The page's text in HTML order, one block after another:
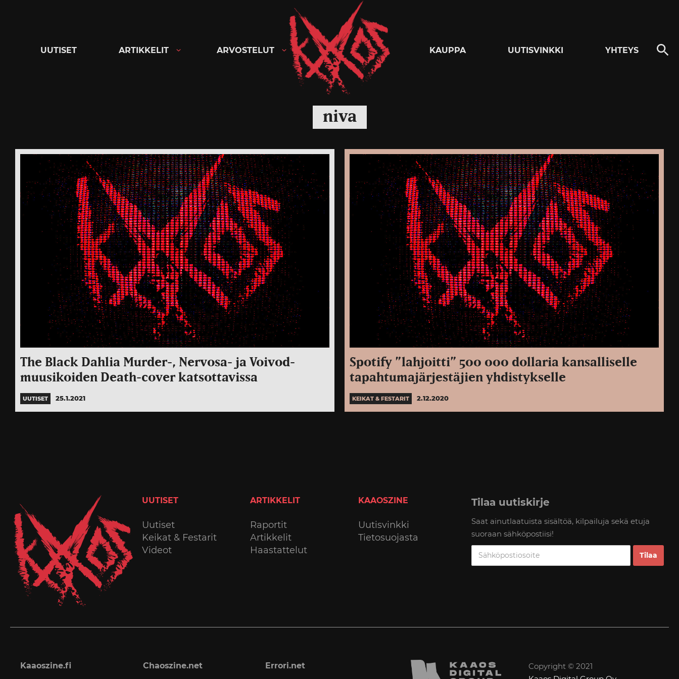
Kaaoszine
UUTISET ARTIKKELIT ARVOSTELUT KAUPPA UUTISVINKKI YHTEYS
niva
The Black Dahlia Murder-, Nervosa- ja Voivod-
muusikoiden Death-cover katsottavissa
UUTISET 25.1.2021
Spotify ”lahjoitti” 500 000 dollaria kansalliselle
tapahtumajärjestäjien yhdistykselle
KEIKAT & FESTARIT 2.12.2020
UUTISET
Uutiset
Keikat & Festarit
Videot
ARTIKKELIT
Raportit
Artikkelit
Haastattelut
KAAOSZINE
Uutisvinkki
Tietosuojasta
Tilaa uutiskirje
Saat ainutlaatuista sisältöä, kilpailuja sekä etuja
suoraan sähköpostiisi!
Kaaoszine.fi Chaoszine.net Errori.net
Copyright © 2021